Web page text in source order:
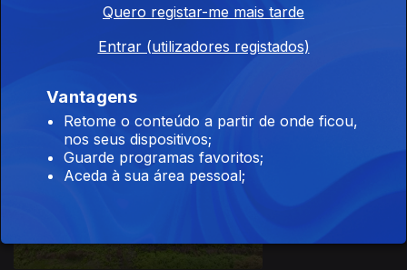
Ep. 4
Quero registar-me mais tarde
Entrar (utilizadores registados)
Vantagens
Retome o conteúdo a partir de onde ficou,
nos seus dispositivos;
Guarde programas favoritos;
Aceda à sua área pessoal;